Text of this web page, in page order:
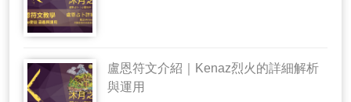
盧恩符文介紹｜Kenaz烈火的詳細解析
與運用